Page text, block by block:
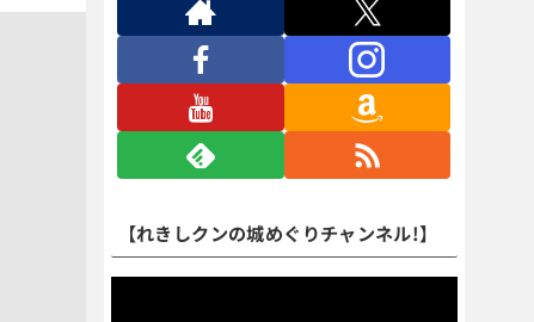
【れきしクンの城めぐりチャンネル!】